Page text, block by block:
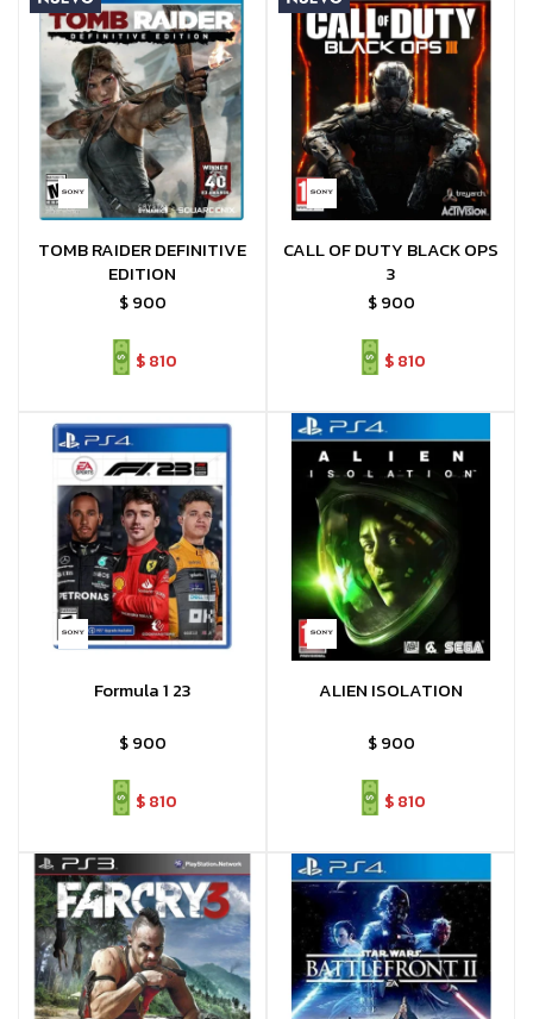
TOMB RAIDER DEFINITIVE
EDITION
$ 900
$810
CALL OF DUTY BLACK OPS
3
$ 900
$810
Formula 1 23
$ 900
$810
ALIEN ISOLATION
$ 900
$810